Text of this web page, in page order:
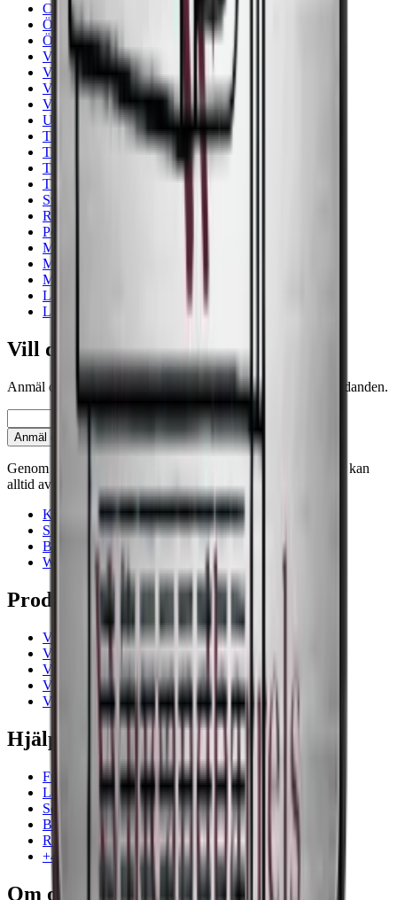
Cavecool
Över 150 Cm
Över 131 Flaskor
Vit
Vinlagringsskåp
Vinkyl 30 cm
Vestfrost
Under 90 cm
Trä
Tillbehör
Till Kalla Rum
Thermocold
Svart
Rostfri stål
Pevino
Mörningsskåp
Multizoner
Med Minst Bredd
Låg ljudnivå
Liten vinkyl
Vill du bli klokare på vinförvaring?
Anmäl dig till vårt nyhetsbrev med tips, guider och bra erbjudanden.
E-post
Anmäl dig
Genom att anmäla dig accepterar du vår integritetspolicy. Du kan
alltid avbryta prenumerationen.
Kontakt
Showrooms
Blogg
Wiki
Produkterna
Vinkyl
Vinställ
Vinmöbler
Vintunnor
Vintillbehör
Hjälp
Frågor och svar i korthet
Leverans
Service
Betalning
Retur
+46 8 446 889 88
Om oss